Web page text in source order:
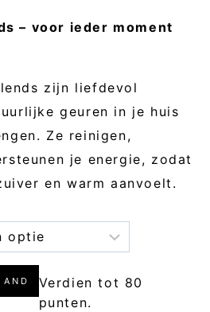
– voor ieder moment
zijn liefdevol
geuren in je huis
Ze reinigen,
je energie, zodat
en warm aanvoelt.
Verdien tot 80
punten.